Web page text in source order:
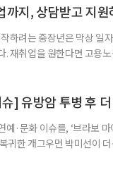
저하로 폭염 상황을 제대로
까지, 상담받고 지원
하려는 중장년은 막상 일
. 재취업을 원한다면 고용
지 고용노동부 국민취업지
] 유방암 투병 후
예·문화 이슈를, ‘브라보
귀한 개그우먼 박미선이